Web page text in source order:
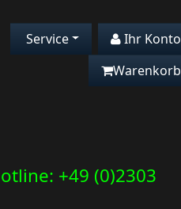
Service
Ihr Konto
Warenkorb
+49 (0)2303